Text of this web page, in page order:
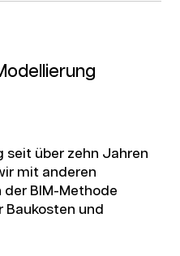
seit über zehn Jahren
mit anderen
BIM-Methode
Baukosten und